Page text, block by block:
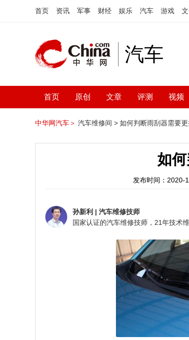
首页 资讯 军事 财经 娱乐 汽车 游戏
汽车
首页 原创 文章 评测 视频
中华网汽车＞ 汽车维修间 > 如何判断雨刮器需要更
如
发布时间：2020-
孙新利 | 汽车维修技师